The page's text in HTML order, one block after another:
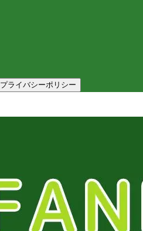
プライバシーポリシー